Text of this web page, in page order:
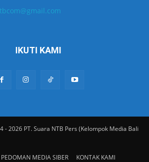
IKUTI KAMI
- 2026 PT. Suara NTB Pers (Kelompok Media Bali
PEDOMAN MEDIA SIBER KONTAK KAMI